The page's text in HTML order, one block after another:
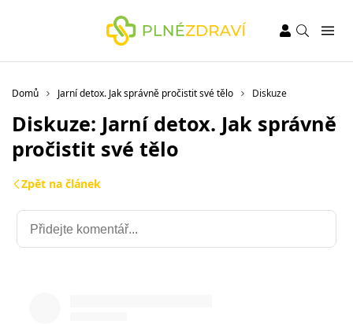
Domů Jarní detox. Jak správně pročistit své tělo Diskuze
Diskuze: Jarní detox. Jak správně
pročistit své tělo
Zpět na článek